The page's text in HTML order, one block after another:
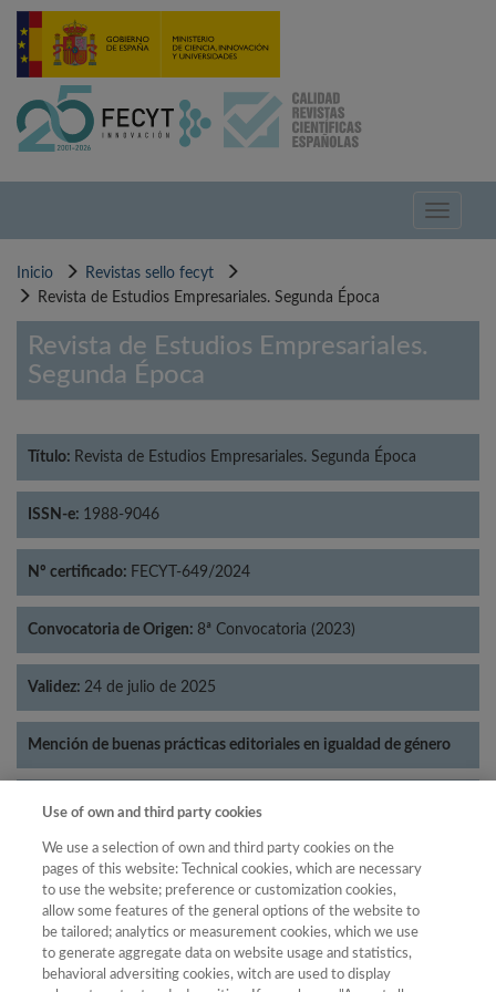
Pasar
contenido
Toggle
Inicio
Revistas sello fecyt
Revista de Estudios Empresariales. Segunda Época
Revista de Estudios Empresariales.
Segunda Época
Título: Revista de Estudios Empresariales. Segunda Época
ISSN-e: 1988-9046
Nº certificado: FECYT-649/2024
Convocatoria de Origen: 8ª Convocatoria (2023)
Validez: 24 de julio de 2025
Mención de buenas prácticas editoriales en igualdad de género
Categorías: Economía
Año
Año Filtrar
Use of own and third party cookies
We use a selection of own and third party cookies on the
pages of this website: Technical cookies, which are necessary
to use the website; preference or customization cookies,
allow some features of the general options of the website to
be tailored; analytics or measurement cookies, which we use
to generate aggregate data on website usage and statistics,
behavioral adversiting cookies, witch are used to display